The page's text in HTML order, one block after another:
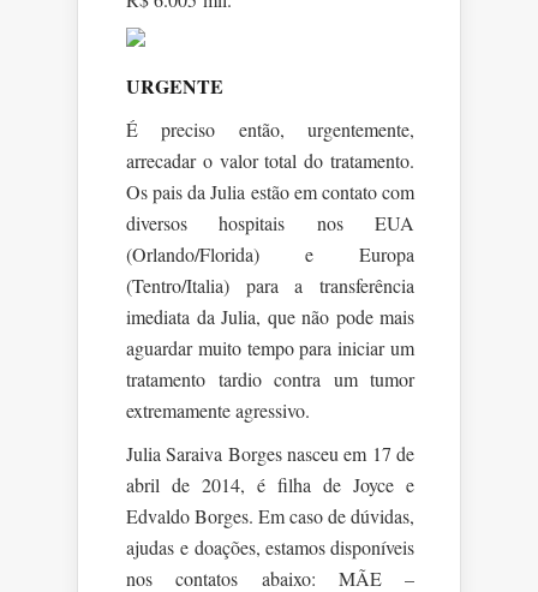
URGENTE
É preciso então, urgentemente,
arrecadar o valor total do tratamento.
Os pais da Julia estão em contato com
diversos hospitais nos EUA
(Orlando/Florida) e Europa
(Tentro/Italia) para a transferência
imediata da Julia, que não pode mais
aguardar muito tempo para iniciar um
tratamento tardio contra um tumor
extremamente agressivo.
Julia Saraiva Borges nasceu em 17 de
abril de 2014, é filha de Joyce e
Edvaldo Borges. Em caso de dúvidas,
ajudas e doações, estamos disponíveis
nos contatos abaixo: MÃE –